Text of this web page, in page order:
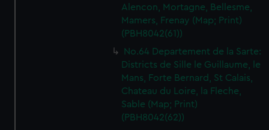
We’d like to use additional cookies to remember your
preferences, understand how our website is used, and to
help us improve it. We may also use cookies to tailor our
marketing to your interests and deliver embedded content
from third-party sources. You can choose to allow all
cookies, change your preferences or opt-out at any time.
Alencon, Mortagne, Bellesme,
Mamers, Frenay (Map; Print)
(PBH8042(61))
No.64 Departement de la Sarte:
Districts de Sille le Guillaume, le
Mans, Forte Bernard, St Calais,
Chateau du Loire, la Fleche,
Sable (Map; Print)
(PBH8042(62))